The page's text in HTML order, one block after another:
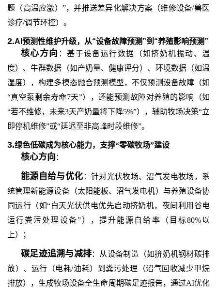
题（高温应激）”，并推送差异化解决方案（维修设备/兽医
诊疗/调节环控）。
2.AI预测性维护升级，从“设备故障预测”到“养殖影响预测”
核心方向 ：基于设备运行数据（如挤奶机振动、温
度）、牛群数据（如产奶量、健康评分）、环境数据（如温
湿度），构建多模态融合预测模型，不仅预测设备故障（如
“真空泵剩余寿命7天”），还能预测故障对养殖的影响（如
“若不维修，未来3天产奶量将下降5%”），辅助牧场决策“立
即停机维修”或“延迟至非高峰时段维修”。
3.绿色低碳成为核心能力，支撑“零碳牧场”建设
核心方向 ：
能源自给与优化 ：针对光伏牧场、沼气发电牧场，系
统管理新能源设备（太阳能板、沼气发电机）与养殖设备协
同运行（如“白天光伏供电优先启动挤奶机，夜间利用谷电
运行粪污处理设备”），提升能源自给率（目标80%以
上）；
碳足迹追溯与减排：从设备制造（如挤奶机钢材碳排
放）、运行（电耗/油耗）到粪污处理（沼气回收减少甲烷
排放），生成牧场设备全生命周期碳足迹报告，通过AI优化